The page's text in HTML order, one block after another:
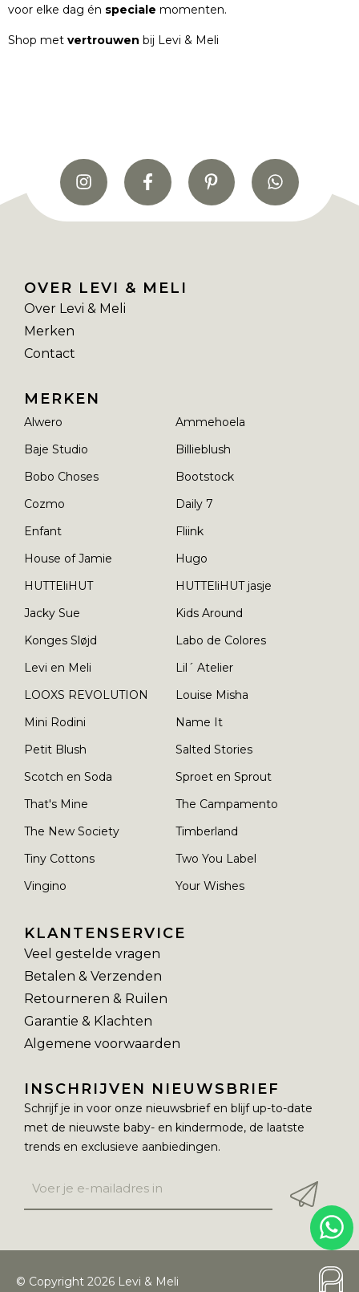
voor elke dag én speciale momenten.
Shop met vertrouwen bij Levi & Meli
OVER LEVI & MELI
Over Levi & Meli
Merken
Contact
MERKEN
Alwero
Ammehoela
Baje Studio
Billieblush
Bobo Choses
Bootstock
Cozmo
Daily 7
Enfant
Fliink
House of Jamie
Hugo
HUTTEliHUT
HUTTEliHUT jasje
Jacky Sue
Kids Around
Konges Sløjd
Labo de Colores
Levi en Meli
Lil´ Atelier
LOOXS REVOLUTION
Louise Misha
Mini Rodini
Name It
Petit Blush
Salted Stories
Scotch en Soda
Sproet en Sprout
That's Mine
The Campamento
The New Society
Timberland
Tiny Cottons
Two You Label
Vingino
Your Wishes
KLANTENSERVICE
Veel gestelde vragen
Betalen & Verzenden
Retourneren & Ruilen
Garantie & Klachten
Algemene voorwaarden
INSCHRIJVEN NIEUWSBRIEF
Schrijf je in voor onze nieuwsbrief en blijf up-to-date
met de nieuwste baby- en kindermode, de laatste
trends en exclusieve aanbiedingen.
© Copyright 2026 Levi & Meli